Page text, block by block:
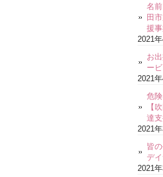
名
田
援事
2021
お
ー
2021
危
【
達支
2021
皆
デ
2021